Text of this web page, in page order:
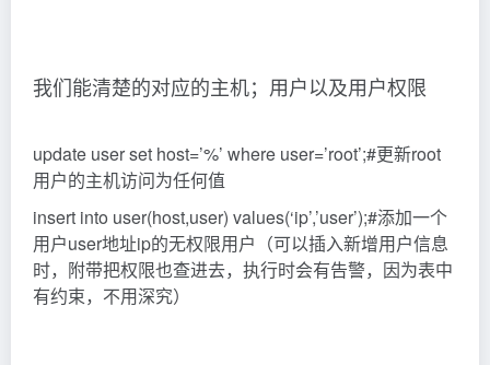
我们能清楚的对应的主机；用户以及用户权限
update user set host=’%’ where user=’root’;#更新root
用户的主机访问为任何值
insert into user(host,user) values(‘ip’,’user’);#添加一个
用户user地址ip的无权限用户（可以插入新增用户信息
时，附带把权限也查进去，执行时会有告警，因为表中
有约束，不用深究）